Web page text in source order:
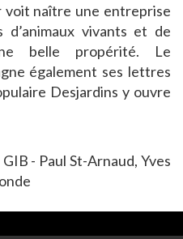
voit naître une entreprise
vivants et de
belle propérité. Le
également ses lettres
Desjardins y ouvre
- Paul St-Arnaud, Yves